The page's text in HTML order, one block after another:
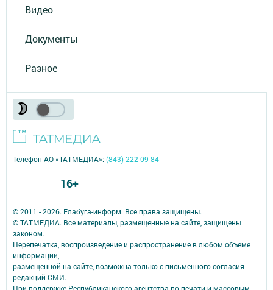
Видео
Документы
Разное
© 2011 - 2026. Елабуга-информ. Все права защищены.
© ТАТМЕДИА. Все материалы, размещенные на сайте, защищены
законом.
Перепечатка, воспроизведение и распространение в любом объеме
информации,
размещенной на сайте, возможна только с письменного согласия
редакций СМИ.
Телефон АО «ТАТМЕДИА»:(843) 222 09 84
16+